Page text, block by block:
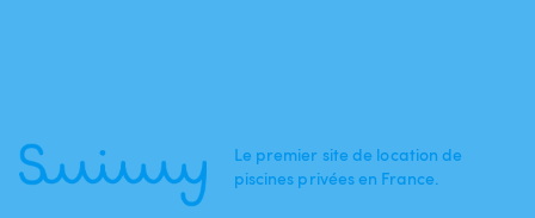
Le premier site de location de
piscines privées en France.